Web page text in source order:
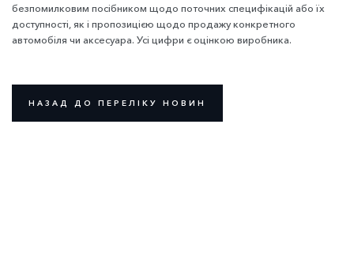
безпомилковим посібником щодо поточних специфікацій або їх
доступності, як і пропозицією щодо продажу конкретного
автомобіля чи аксесуара. Усі цифри є оцінкою виробника.
НАЗАД ДО ПЕРЕЛІКУ НОВИН